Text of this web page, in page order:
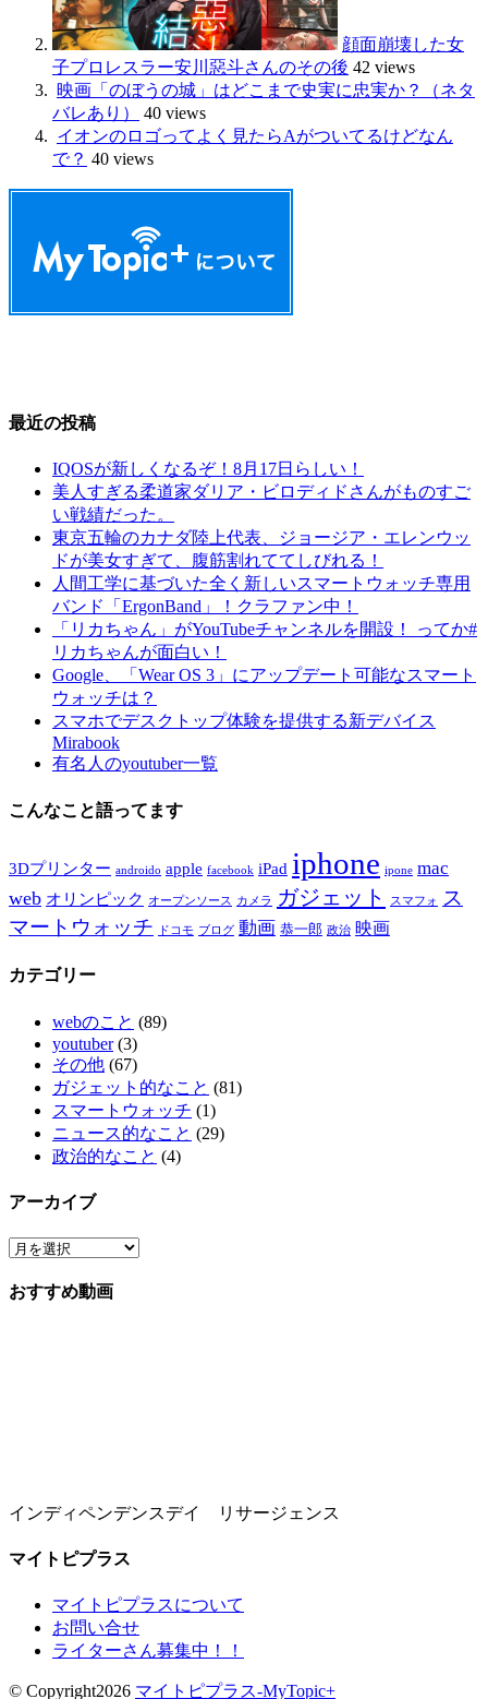
顔面崩壊した女
子プロレスラー安川惡斗さんのその後 42 views
映画「のぼうの城」はどこまで史実に忠実か？（ネタ
バレあり）
40 views
イオンのロゴってよく見たらAがついてるけどなん
で？ 40 views
最近の投稿
IQOSが新しくなるぞ！8月17日らしい！
美人すぎる柔道家ダリア・ビロディドさんがものすご
い戦績だった。
東京五輪のカナダ陸上代表、ジョージア・エレンウッ
ドが美女すぎて、腹筋割れててしびれる！
人間工学に基づいた全く新しいスマートウォッチ専用
バンド「ErgonBand」！クラファン中！
「リカちゃん」がYouTubeチャンネルを開設！ ってか#
リカちゃんが面白い！
Google、「Wear OS 3」にアップデート可能なスマート
ウォッチは？
スマホでデスクトップ体験を提供する新デバイス
Mirabook
有名人のyoutuber一覧
こんなこと語ってます
3Dプリンター androido apple facebook iPad iphone ipone mac
web オリンピック オープンソース カメラ ガジェット スマフォ
ス
マートウォッチ
ドコモ ブログ 動画 恭一郎 政治 映画
カテゴリー
webのこと (89)
youtuber(3)
その他 (67)
ガジェット的なこと (81)
スマートウォッチ (1)
ニュース的なこと (29)
政治的なこと (4)
アーカイブ
おすすめ動画
インディペンデンスデイ リサージェンス
マイトピプラス
マイトピプラスについて
お問い合せ
ライターさん募集中！！
© Copyright2026 マイトピプラス-MyTopic+